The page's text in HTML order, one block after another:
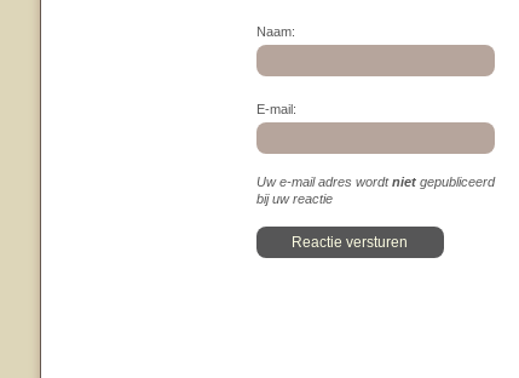
Naam:
E-mail:
Uw e-mail adres wordtnietgepubliceerd
bij uw reactie